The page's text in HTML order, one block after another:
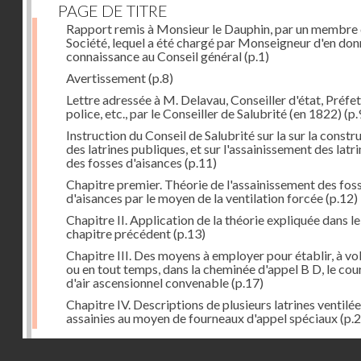
PAGE DE TITRE
Rapport remis à Monsieur le Dauphin, par un membre
Société, lequel a été chargé par Monseigneur d'en
connaissance au Conseil général(p.1)
Avertissement(p.8)
Lettre adressée à M. Delavau, Conseiller d'état,
police, etc., par le Conseiller de Salubrité (en 1822)
Instruction du Conseil de Salubrité sur la sur la
des latrines publiques, et sur l'assainissement des
des fosses d'aisances (p.11)
Chapitre premier. Théorie de l'assainissement des
d'aisances par le moyen de la ventilation forcée(p.12)
Chapitre II. Application de la théorie expliquée dans le
chapitre précédent(p.13)
Chapitre III. Des moyens à employer pour établir, à
ou en tout temps, dans la cheminée d'appel B D, le
d'air ascensionnel convenable(p.17)
Chapitre IV. Descriptions de plusieurs latrines
assainies au moyen de fourneaux d'appel spéciaux
Dernière image